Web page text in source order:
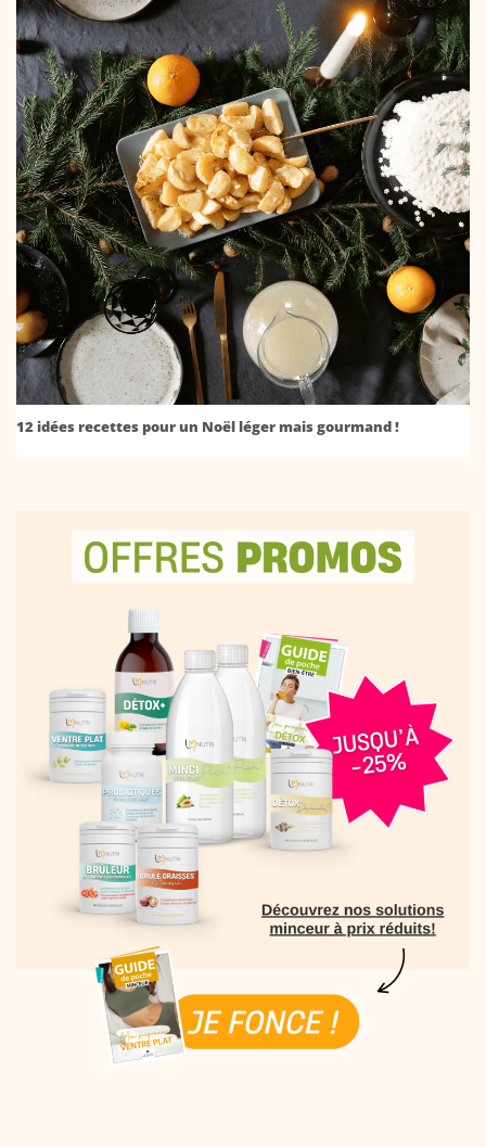
12 idées recettes pour un Noël léger mais gourmand !